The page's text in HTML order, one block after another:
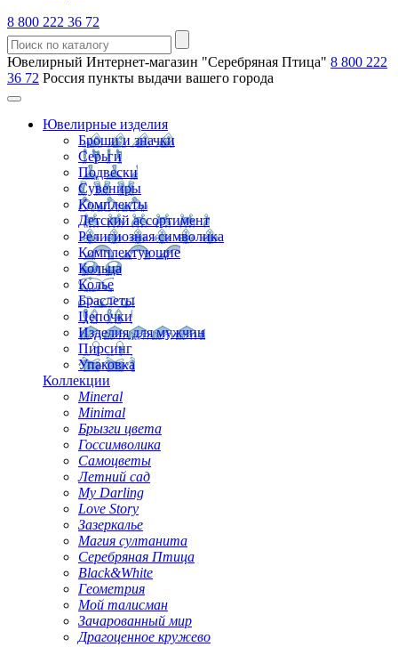
8 800 222 36 72
Ювелирный Интернет-магазин "Серебряная Птица" 8 800 222
36 72 Россия пункты выдачи вашего города
Ювелирные изделия
Броши и значки
Серьги
Подвески
Сувениры
Комплекты
Детский ассортимент
Религиозная символика
Комплектующие
Кольца
Колье
Браслеты
Цепочки
Изделия для мужчин
Пирсинг
Упаковка
Коллекции
Mineral
Minimal
Брызги цвета
Госсимволика
Самоцветы
Летний сад
My Darling
Love Story
Зазеркалье
Магия султанита
Серебряная Птица
Black&White
Геометрия
Мой талисман
Зачарованный мир
Драгоценное кружево